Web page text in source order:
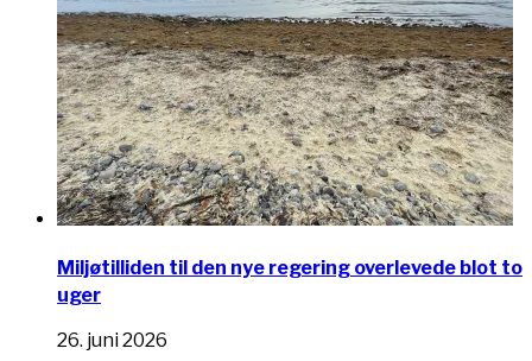
Miljøtilliden til den nye regering overlevede blot to
uger
26. juni 2026